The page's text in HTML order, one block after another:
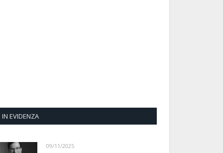
IN EVIDENZA
09/11/2025